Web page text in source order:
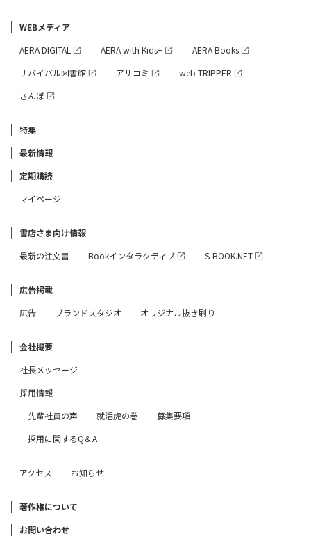
WEBメディア
AERA DIGITAL
AERA with Kids+
AERA Books
サバイバル図書館
アサコミ
web TRIPPER
さんぽ
特集
最新情報
定期購読
マイページ
書店さま向け情報
最新の注文書
Bookインタラクティブ S-BOOK.NET
広告掲載
広告
ブランドスタジオ オリジナル抜き刷り
会社概要
社長メッセージ
採用情報
先輩社員の声
就活虎の巻
募集要項
採用に関するQ＆A
アクセス お知らせ
著作権について
お問い合わせ